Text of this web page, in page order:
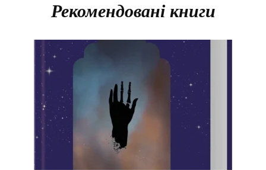
Рекомендовані книги